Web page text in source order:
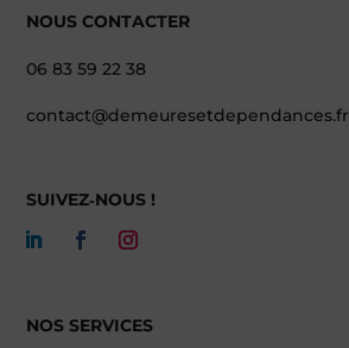
NOUS CONTACTER
06 83 59 22 38
contact@demeuresetdependances.fr
SUIVEZ‑NOUS !
NOS SERVICES